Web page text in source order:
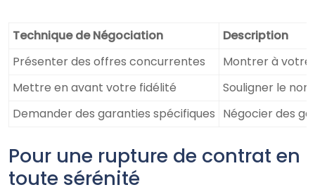
Technique de Négociation
Description
Présenter des offres concurrentes
Montrer à votre
Mettre en avant votre fidélité
Souligner le
Demander des garanties spécifiques Négocier des
Pour une rupture de contrat en
toute sérénité